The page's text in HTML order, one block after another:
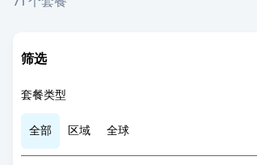
筛选
套餐类型
全部 区域 全球